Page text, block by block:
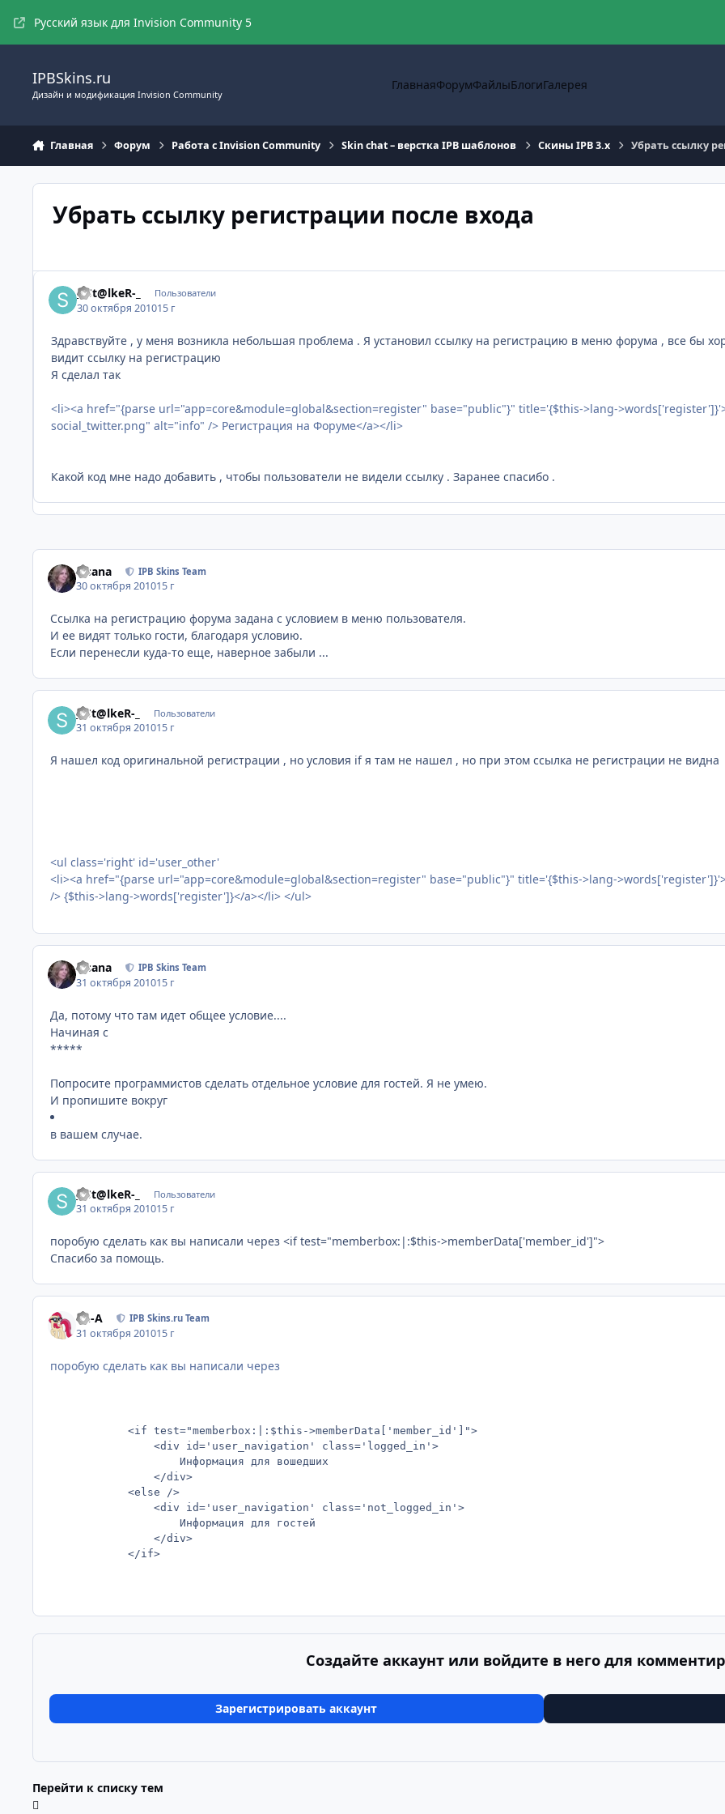
Русский язык для Invision Community 5
IPBSkins.ru
Дизайн и модификация Invision Community
ГлавнаяФорумФайлыБлогиГалерея
Главная Форум Работа с Invision Community Skin chat – верстка IPB шаблонов Скины IPB 3.x Убрать ссылку
Убрать ссылку регистрации после входа
_-St@lkeR-_ Пользователи
30 октября 201015 г
Здравствуйте , у меня возникла небольшая проблема . Я установил ссылку на регистрацию в меню форума , все бы
видит ссылку на регистрацию
Я сделал так
<li><a href="{parse url="app=core&module=global&section=register" base="public"}" title='{$this->lang-
social_twitter.png" alt="info" /> Регистрация на Форуме</a></li>
Какой код мне надо добавить , чтобы пользователи не видели ссылку . Заранее спасибо .
Fisana IPB Skins Team
30 октября 201015 г
Ссылка на регистрацию форума задана с условием в меню пользователя.
И ее видят только гости, благодаря условию.
Если перенесли куда-то еще, наверное забыли ...
_-St@lkeR-_ Пользователи
31 октября 201015 г
Я нашел код оригинальной регистрации , но условия if я там не нашел , но при этом ссылка не регистрации не видна
<ul class='right' id='user_other'
<li><a href="{parse url="app=core&module=global&section=register" base="public"}" title='{$this->lang-
/> {$this->lang->words['register']}</a></li> </ul>
Fisana IPB Skins Team
31 октября 201015 г
Да, потому что там идет общее условие....
Начиная с
*****
Попросите программистов сделать отдельное условие для гостей. Я не умею.
И пропишите вокруг
в вашем случае.
_-St@lkeR-_ Пользователи
31 октября 201015 г
поробую сделать как вы написали через <if test="memberbox:|:$this->memberData['member_id']">
Спасибо за помощь.
Ph-A IPB Skins.ru Team
31 октября 201015 г
поробую сделать как вы написали через
Создайте аккаунт или войдите в него для
Зарегистрировать аккаунт
Перейти к списку тем